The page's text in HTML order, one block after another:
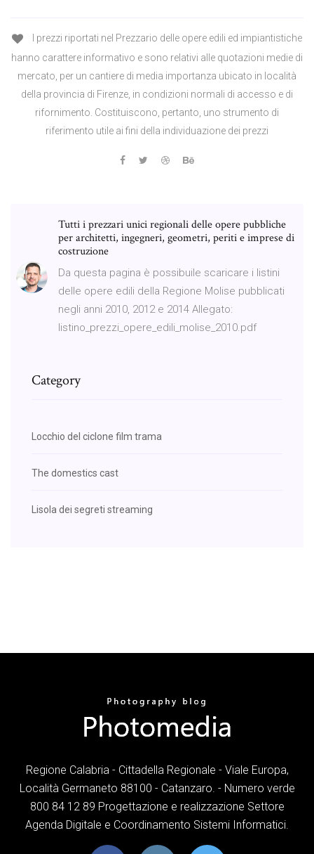
I prezzi riportati nel Prezzario delle opere edili ed impiantistiche
hanno carattere informativo e sono relativi alle quotazioni medie di
mercato, per un cantiere di media importanza ubicato in località
della provincia di Firenze, in condizioni normali di accesso e di
rifornimento. Costituiscono, pertanto, uno strumento di
riferimento utile ai fini della individuazione dei prezzi
Tutti i prezzari unici regionali delle opere pubbliche
per architetti, ingegneri, geometri, periti e imprese di
costruzione
Da questa pagina è possibuile scaricare i listini
delle opere edili della Regione Molise pubblicati
negli anni 2010, 2012 e 2014 Allegato:
listino_prezzi_opere_edili_molise_2010.pdf
Category
Locchio del ciclone film trama
The domestics cast
Lisola dei segreti streaming
Regione Calabria - Cittadella Regionale - Viale Europa,
Località Germaneto 88100 - Catanzaro. - Numero verde
800 84 12 89 Progettazione e realizzazione Settore
Agenda Digitale e Coordinamento Sistemi Informatici.